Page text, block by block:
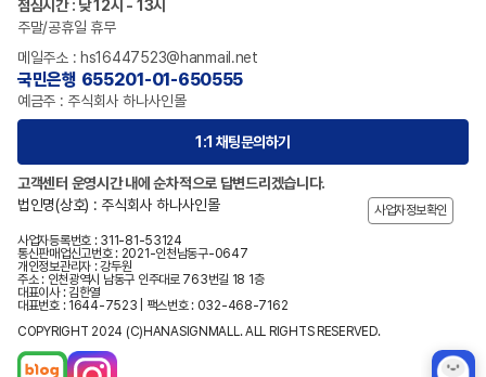
점심시간 : 낮 12시 - 13시
주말/공휴일 휴무
메일주소 : hs16447523@hanmail.net
국민은행 655201-01-650555
예금주 : 주식회사 하나사인몰
1:1 채팅문의하기
고객센터 운영시간 내에 순차적으로 답변드리겠습니다.
법인명(상호) : 주식회사 하나사인몰
사업자정보확인
사업자등록번호 : 311-81-53124
통신판매업신고번호 : 2021-인천남동구-0647
개인정보관리자 : 강두원
주소 : 인천광역시 남동구 인주대로 763번길 18 1층
대표이사 : 김한열
대표번호 : 1644-7523 | 팩스번호 : 032-468-7162
COPYRIGHT 2024 (C)HANASIGNMALL. ALL RIGHTS RESERVED.